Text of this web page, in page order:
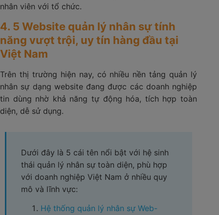
nhân viên với tổ chức.
4. 5 Website quản lý nhân sự tính
năng vượt trội, uy tín hàng đầu tại
Việt Nam
Trên thị trường hiện nay, có nhiều nền tảng quản lý
nhân sự dạng website đang được các doanh nghiệp
tin dùng nhờ khả năng tự động hóa, tích hợp toàn
diện, dễ sử dụng.
Dưới đây là 5 cái tên nổi bật với hệ sinh
thái quản lý nhân sự toàn diện, phù hợp
với doanh nghiệp Việt Nam ở nhiều quy
mô và lĩnh vực:
Hệ thống quản lý nhân sự Web-